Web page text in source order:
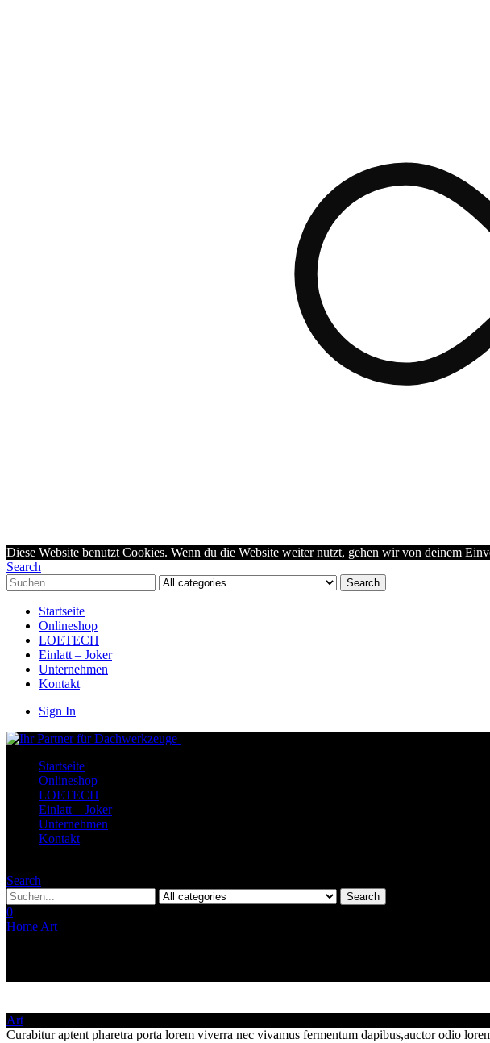
Diese Website benutzt Cookies. Wenn du die Website weiter nutzt, gehen wir von deinem
Search
Search
Startseite
Onlineshop
LOETECH
Einlatt – Joker
Unternehmen
Kontakt
Sign In
Startseite
Onlineshop
LOETECH
Einlatt – Joker
Unternehmen
Kontakt
Search
Search
0
Home Art
Art
Curabitur aptent pharetra porta lorem viverra nec vivamus fermentum dapibus,auctor odio